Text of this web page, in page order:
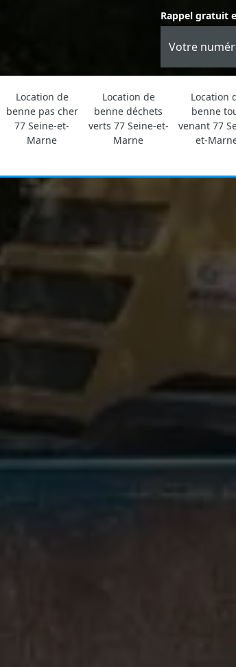
Rappel gratuit
Location de
benne pas cher
77 Seine-et-
Marne
Location de
benne déchets
verts 77 Seine-et-
Marne
Location
benne
venant 77
et-